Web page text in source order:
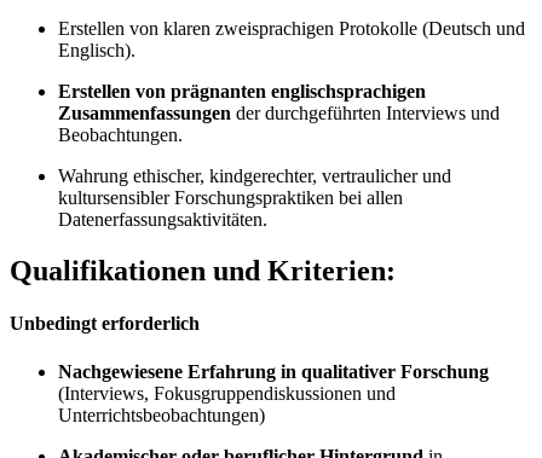
Erstellen von klaren zweisprachigen Protokolle (Deutsch und
Englisch).
Erstellen von prägnanten englischsprachigen
Zusammenfassungen der durchgeführten Interviews und
Beobachtungen.
Wahrung ethischer, kindgerechter, vertraulicher und
kultursensibler Forschungspraktiken bei allen
Datenerfassungsaktivitäten.
Qualifikationen und Kriterien:
Unbedingt erforderlich
Nachgewiesene Erfahrung in qualitativer Forschung
(Interviews, Fokusgruppendiskussionen und
Unterrichtsbeobachtungen)